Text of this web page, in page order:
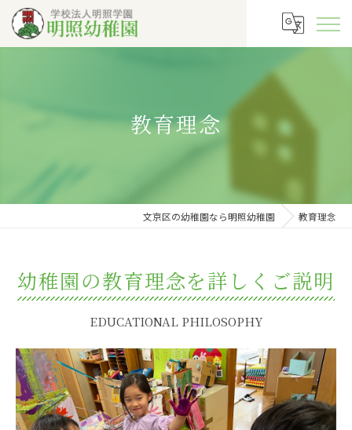
教育理念
文京区の幼稚園なら明照幼稚園 教育理念
幼稚園の教育理念を詳しくご説明
EDUCATIONAL PHILOSOPHY